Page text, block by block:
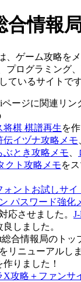
合情報
、ゲーム攻略を
プログラミング
ているサイトです
ージに関連リン
将棋 棋譜再生を
伝イヅナ攻略メモ
とき攻略メモ
クト攻略メモを
ォントお試しサイ
パスワード強化
応させました。
しました。
合情報局のトッ
リニューアルし
作りました！
X攻略＋ファンサ